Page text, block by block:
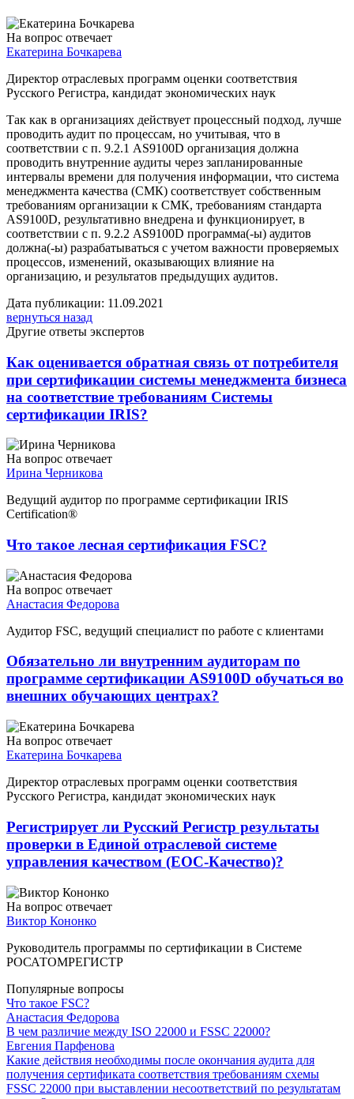
На вопрос отвечает
Екатерина Бочкарева
Директор отраслевых программ оценки соответствия
Русского Регистра, кандидат экономических наук
Так как в организациях действует процессный подход, лучше
проводить аудит по процессам, но учитывая, что в
соответствии с п. 9.2.1 AS9100D организация должна
проводить внутренние аудиты через запланированные
интервалы времени для получения информации, что система
менеджмента качества (СМК) соответствует собственным
требованиям организации к СМК, требованиям стандарта
AS9100D, результативно внедрена и функционирует, в
соответствии с п. 9.2.2 AS9100D программа(-ы) аудитов
должна(-ы) разрабатываться с учетом важности проверяемых
процессов, изменений, оказывающих влияние на
организацию, и результатов предыдущих аудитов.
Дата публикации: 11.09.2021
вернуться назад
Другие ответы экспертов
Как оценивается обратная связь от потребителя
при сертификации системы менеджмента бизнеса
на соответствие требованиям Системы
сертификации IRIS?
На вопрос отвечает
Ирина Черникова
Ведущий аудитор по программе сертификации IRIS
Certification®
Что такое лесная сертификация FSC?
На вопрос отвечает
Анастасия Федорова
Аудитор FSC, ведущий специалист по работе с клиентами
Обязательно ли внутренним аудиторам по
программе сертификации AS9100D обучаться во
внешних обучающих центрах?
На вопрос отвечает
Екатерина Бочкарева
Директор отраслевых программ оценки соответствия
Русского Регистра, кандидат экономических наук
Регистрирует ли Русский Регистр результаты
проверки в Единой отраслевой системе
управления качеством (ЕОС-Качество)?
На вопрос отвечает
Виктор Кононко
Руководитель программы по сертификации в Системе
РОСАТОМРЕГИСТР
Популярные вопросы
Что такое FSC?
Анастасия Федорова
В чем различие между ISO 22000 и FSSC 22000?
Евгения Парфенова
Какие действия необходимы после окончания аудита для
получения сертификата соответствия требованиям схемы
FSSC 22000 при выставлении несоответствий по результатам